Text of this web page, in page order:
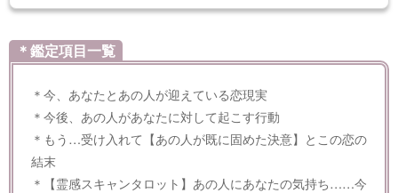
＊鑑定項目一覧
＊今、あなたとあの人が迎えている恋現実
＊今後、あの人があなたに対して起こす行動
＊もう…受け入れて【あの人が既に固めた決意】とこの恋の
結末
＊【霊感スキャンタロット】あの人にあなたの気持ち……今